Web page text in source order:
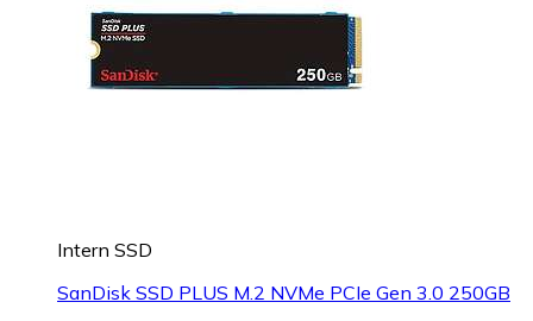
Intern SSD
SanDisk SSD PLUS M.2 NVMe PCIe Gen 3.0 250GB